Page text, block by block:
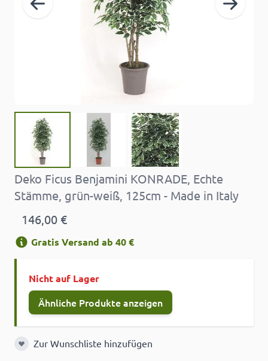
Deko Ficus Benjamini KONRADE, Echte
Stämme, grün-weiß, 125cm - Made in Italy
146,00 €
Gratis Versand ab 40 €
Nicht auf Lager
Ähnliche Produkte anzeigen
Zur Wunschliste hinzufügen
Zur Wunschliste hinzufügen